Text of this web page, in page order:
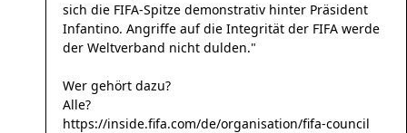
sich die FIFA-Spitze demonstrativ hinter Präsident
Infantino. Angriffe auf die Integrität der FIFA werde
der Weltverband nicht dulden."
Wer gehört dazu?
Alle?
https://inside.fifa.com/de/organisation/fifa-council